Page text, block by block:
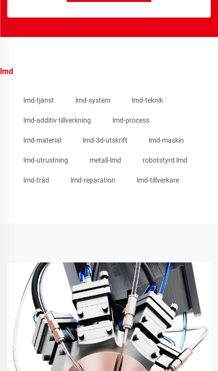
lmd
lmd-tjänst lmd-system lmd-teknik
lmd-additiv tillverkning lmd-process
lmd-material lmd-3d-utskrift lmd-maskin
lmd-utrustning metall-lmd robotstyrd lmd
lmd-tråd lmd-reparation lmd-tillverkare